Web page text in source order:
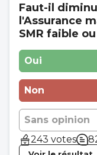
Faut-il
l'Assurance
SMR faible
Oui
Non
Sans opinion
243 votes